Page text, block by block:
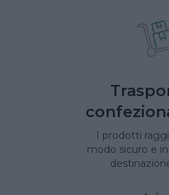
I prodotti
modo sicuro e